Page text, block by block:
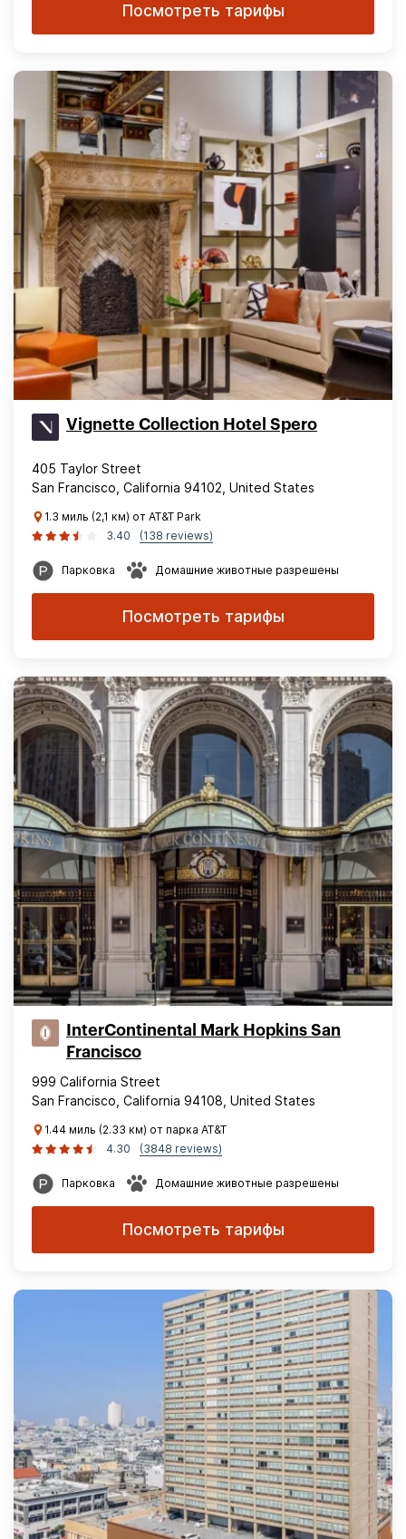
Посмотреть тарифы
Vignette Collection Hotel Spero
405 Taylor Street
San Francisco, California 94102, United States
1.3 миль (2,1 км) от AT&T Park
3.40
(138 reviews)
Парковка Домашние животные разрешены
Посмотреть тарифы
InterContinental Mark Hopkins San
Francisco
999 California Street
San Francisco, California 94108, United States
1.44 миль (2.33 км) от парка AT&T
4.30
(3848 reviews)
Парковка Домашние животные разрешены
Посмотреть тарифы